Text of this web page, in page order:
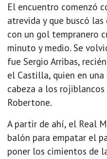
El encuentro comenzó
atrevida y que buscó
con un gol tempranero
minuto y medio. Se
fue Sergio Arribas,
el Castilla, quien en
cabeza a los
Robertone.
A partir de ahí, el Real
balón para empatar el
poner los cimientos de